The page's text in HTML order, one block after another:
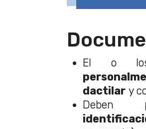
El o los
dactilar y
Deben